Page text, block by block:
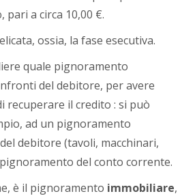
pari a circa 10,00 €.
ossia, la fase esecutiva.
quale pignoramento
del debitore, per avere
recuperare il credito : si può
ad un pignoramento
debitore (tavoli, macchinari,
del conto corrente.
è il pignoramento immobiliare,